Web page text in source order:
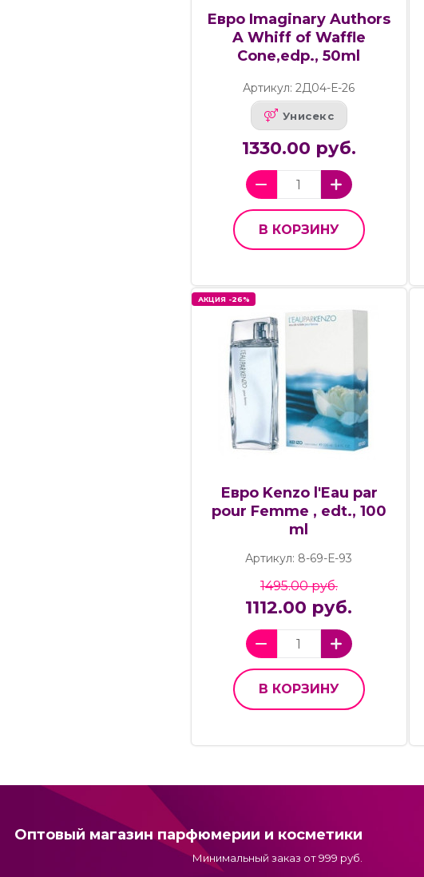
Евро Imaginary Authors
A Whiff of Waffle
Cone,edp., 50ml
Артикул: 2Д04-Е-26
Унисекс
1330.00 руб.
В КОРЗИНУ
АКЦИЯ -26%
Евро Kenzo l'Eau par
pour Femme , edt., 100
ml
Артикул: 8-69-Е-93
1495.00 руб.
1112.00 руб.
В КОРЗИНУ
Оптовый магазин парфюмерии и косметики
Минимальный заказ от 999 руб.